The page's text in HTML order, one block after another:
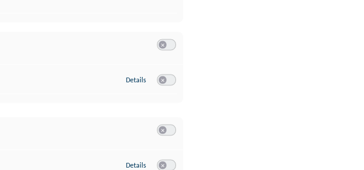
Details zu Google Analytics
Details zu YouTube